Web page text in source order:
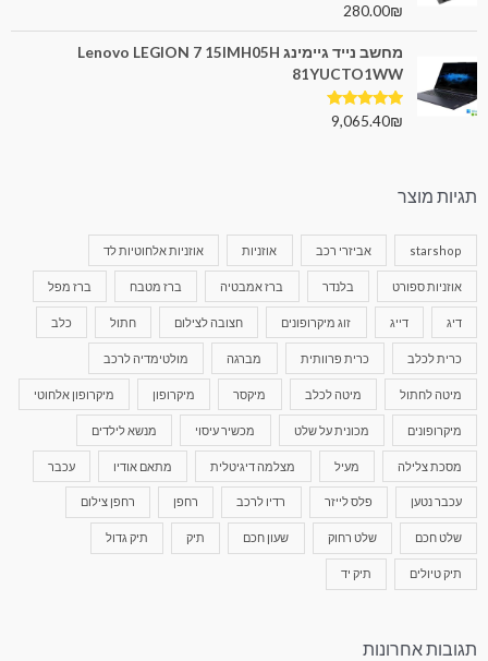
דורג5.00
280.00₪
מחשב נייד גיימינג Lenovo LEGION 7 15IMH05H
81YUCTO1WW
דורג5.00
9,065.40₪
תגיות מוצר
starshop אביזרי רכב אוזניות אוזניות אלחוטיות לד
אוזניות ספורט בלנדר ברז אמבטיה ברז מטבח ברז מפל
דיג דייג זוג מיקרופונים חצובה לצילום חתול כלב
כרית לכלב כרית פרוותית מברגה מולטימדיה לרכב
מיטה לחתול מיטה לכלב מיקסר מיקרופון מיקרופון אלחוטי
מיקרופונים מכונית על שלט מכשיר עיסוי מנשא לילדים
מסכת צלילה מעיל מצלמה דיגיטלית מתאם אודיו עכבר
עכבר נטען פלס לייזר רדיו לרכב רחפן רחפן צילום
שלט חכם שלט רחוק שעון חכם תיק תיק גדול
תיק טיולים תיק יד
תגובות אחרונות